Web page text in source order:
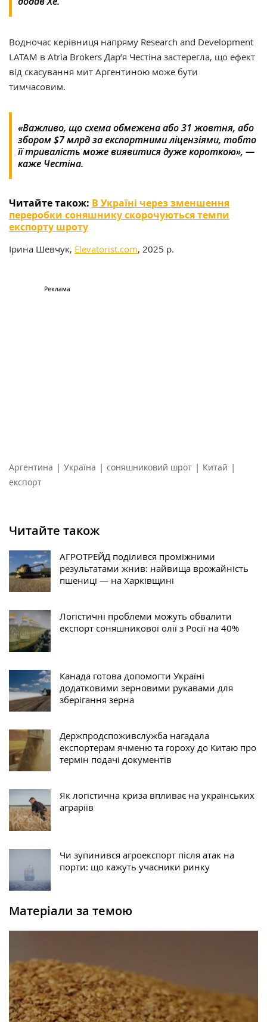
Водночас керівниця напряму Research and Development
LATAM в Atria Brokers Дар’я Честіна застерегла, що ефект
від скасування мит Аргентиною може бути
тимчасовим.
«Важливо, що схема обмежена або 31 жовтня, або
збором $7 млрд за експортними ліцензіями, тобто
її тривалість може виявитися дуже короткою», —
каже Честіна.
Читайте також: В Україні через зменшення
переробки соняшнику скорочуються темпи
експорту шроту
Ірина Шевчук, Elevatorist.com, 2025 р.
Аргентина | Україна | соняшниковий шрот | Китай |
експорт
Читайте також
АГРОТРЕЙД поділився проміжними
результатами жнив: найвища врожайність
пшениці — на Харківщині
Логістичні проблеми можуть обвалити
експорт соняшникової олії з Росії на 40%
Канада готова допомогти Україні
додатковими зерновими рукавами для
зберігання зерна
Держпродспоживслужба нагадала
експортерам ячменю та гороху до Китаю про
термін подачі документів
Як логістична криза впливає на українських
аграріїв
Чи зупинився агроекспорт після атак на
порти: що кажуть учасники ринку
Матеріали за темою